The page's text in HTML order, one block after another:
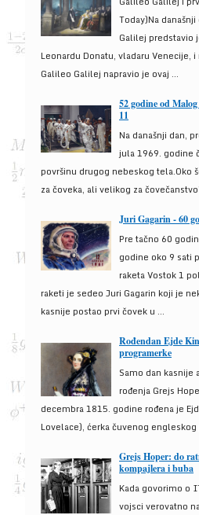
Today)Na
Galilej predstavio
Leonardu Donatu, vladaru Venecije,
Galileo Galilej napravio je ovaj ...
52 godine od
11
Na današnji dan,
jula 1969. godine
površinu drugog nebeskog tela.Oko
za čoveka, ali velikog za
Juri Gagarin - 60
Pre tačno 60
godine oko 9 sati
raketa Vostok 1
raketi je sedeo Juri Gagarin koji je
kasnije postao prvi čovek u ...
Rođendan Ejde
programerke
Samo dan kasnije
rođenja Grejs
decembra 1815. godine rođena je
Lovelace), ćerka čuvenog engleskog
Grejs Hoper: do
kompajlera i buba
Kada govorimo o
vojsci verovatno